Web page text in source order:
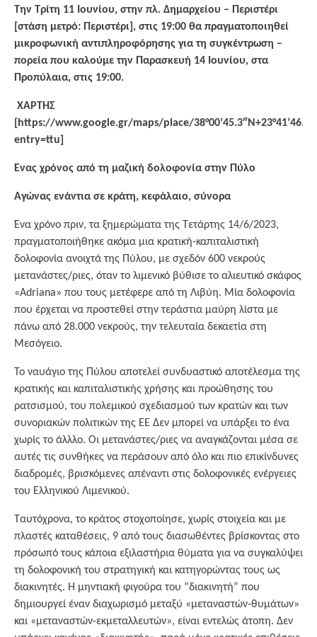
Την Τρίτη 11 Ιουνίου, στην πλ. Δημαρχείου – Περιστέρι
[στάση μετρό: Περιστέρι], στις 19:00 θα πραγματοποιηθεί
μικροφωνική αντιπληροφόρησης για τη συγκέντρωση –
πορεία που καλούμε την Παρασκευή 14 Ιουνίου, στα
Προπύλαια, στις 19:00.
ΧΑΡΤΗΣ
[https://www.google.gr/maps/place/
entry=ttu]
Ένας χρόνος από τη μαζική δολοφονία στην Πύλο
Αγώνας ενάντια σε κράτη, κεφάλαιο, σύνορα
Ένα χρόνο πριν, τα ξημερώματα της Τετάρτης 14/6/2023,
πραγματοποιήθηκε ακόμα μια κρατική-καπιταλιστική
δολοφονία ανοιχτά της Πύλου, με σχεδόν 600 νεκρούς
μετανάστες/ριες, όταν το λιμενικό βύθισε το αλιευτικό σκάφος
«Adriana» που τους μετέφερε από τη Λιβύη. Μία δολοφονία
που έρχεται να προστεθεί στην τεράστια μαύρη λίστα με
πάνω από 28.000 νεκρούς, την τελευταία δεκαετία στη
Μεσόγειο.
Το ναυάγιο της Πύλου αποτελεί συνδυαστικό αποτέλεσμα της
κρατικής και καπιταλιστικής χρήσης και προώθησης του
ρατσισμού, του πολεμικού σχεδιασμού των κρατών και των
συνοριακών πολιτικών της ΕΕ Δεν μπορεί να υπάρξει το ένα
χωρίς το άλλλο. Οι μετανάστες/ριες να αναγκάζονται μέσα σε
αυτές τις συνθήκες να περάσουν από όλο και πιο επικίνδυνες
διαδρομές, βρισκόμενες απέναντι στις δολοφονικές ενέργειες
του Ελληνικού Λιμενικού.
Ταυτόχρονα, το κράτος στοχοποίησε, χωρίς στοιχεία και με
πλαστές καταθέσεις, 9 από τους διασωθέντες βρίσκοντας στο
πρόσωπό τους κάποια εξιλαστήρια θύματα για να συγκαλύψει
τη δολοφονική του στρατηγική και κατηγορώντας τους ως
διακινητές. Η μηντιακή φιγούρα του “διακινητή” που
δημιουργεί έναν διαχωρισμό μεταξύ «μεταναστών-θυμάτων»
και «μεταναστών-εκμεταλλευτών», είναι εντελώς άτοπη. Δεν